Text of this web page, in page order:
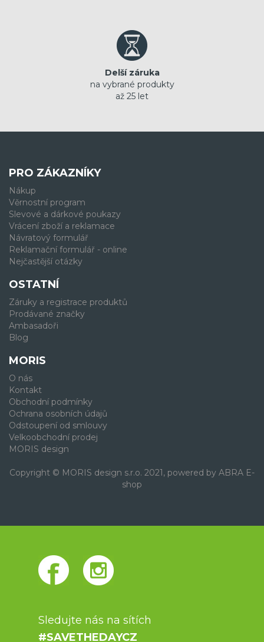
Delší záruka
na vybrané produkty
až 25 let
PRO ZÁKAZNÍKY
Nákup
Věrnostní program
Slevové a dárkové poukazy
Vrácení zboží a reklamace
Návratový formulář
Reklamační formulář - online
Nejčastější otázky
OSTATNÍ
Záruky a registrace produktů
Prodávané značky
Ambasadoři
Blog
MORIS
O nás
Kontakt
Obchodní podmínky
Ochrana osobních údajů
Odstoupení od smlouvy
Velkoobchodní prodej
MORIS design
Copyright © MORIS design s.r.o. 2021, powered by ABRA E-
shop
Sledujte nás na sítích
#SAVETHEDAYCZ